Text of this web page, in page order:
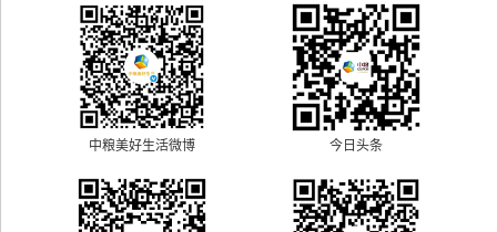
中粮美好生活微博 今日头条